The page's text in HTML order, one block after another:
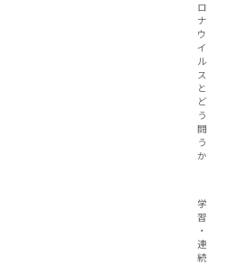
ロ
ナ
ウ
イ
ル
ス
と
ど
う
闘
う
か
学
習
・
連
続